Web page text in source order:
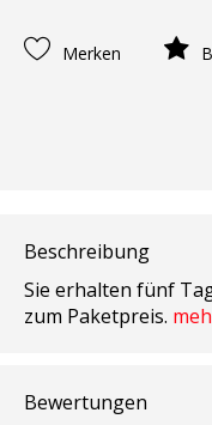
Merken
Beschreibung
Sie erhalten fünf
zum Paketpreis.
Bewertungen